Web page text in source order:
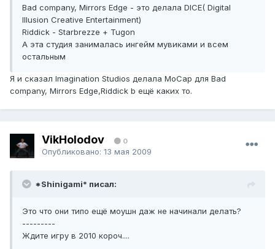
Bad company, Mirrors Edge - это делала DICE( Digital
Illusion Creative Entertainment)
Riddick - Starbrezze + Tugon
А эта студия занималась ингейм мувиками и всем
остальным
Я и сказал Imagination Studios делала MoCap для Bad
company, Mirrors Edge,Riddick b ещё каких то.
VikHolodov 0
Опубликовано: 13 мая 2009
*Shinigami* писал:
Это что они типо ещё моушн даж не начинали делать?
---------
Ждите игру в 2010 короч....